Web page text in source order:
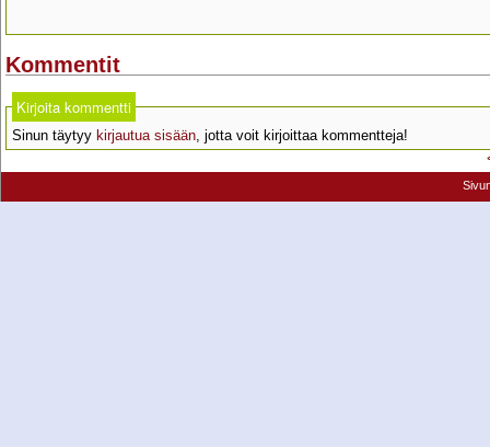
Kommentit
Kirjoita kommentti
Sinun täytyy kirjautua sisään , jotta voit kirjoittaa kommentteja!